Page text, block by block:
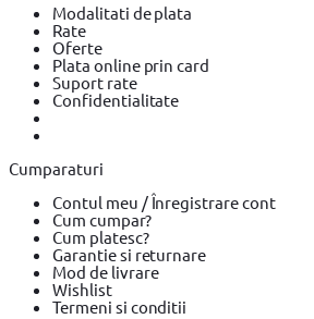
Modalitati de plata
Rate
Oferte
Plata online prin card
Suport rate
Confidentialitate
Cumparaturi
Contul meu / Înregistrare cont
Cum cumpar?
Cum platesc?
Garantie si returnare
Mod de livrare
Wishlist
Termeni si conditii